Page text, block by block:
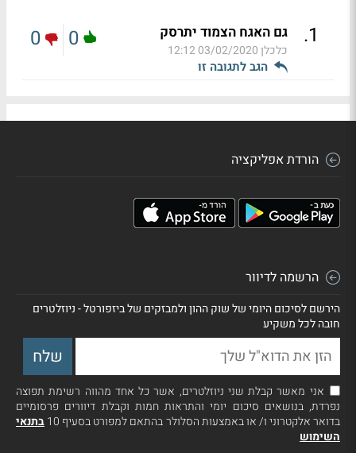
1
. גם האגח הצמוד יתרסק
כלכלן03/02/2020 12:12
הגב לתגובה זו
0
0
הורדת אפליקציה
הרשמה לדיוור
הירשם לסיכום היומי של שוק ההון ולמבזקים של ביזפורטל - ניוזלטרים
חובה לכל משקיע
אני מאשר קבלת שני ניוזלטרים, אשר כל אחד מהווה רשימת תפוצה
נפרדת, בנושאים סיכום יומי והתראות חמות וקבלת דיוורים פרסומיים
בדואר אלקטרוני ו/ או באמצעות הסלולר בהתאם למפורט בסעיף 10
בתנאי
השימוש